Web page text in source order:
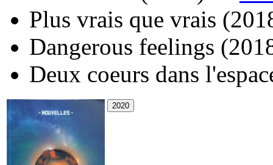
Plus vrais que vrais
Dangerous feelings
Deux coeurs dans